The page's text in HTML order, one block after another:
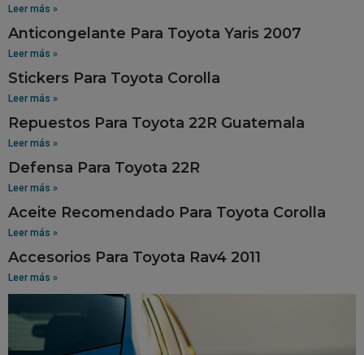
Leer más »
Anticongelante Para Toyota Yaris 2007
Leer más »
Stickers Para Toyota Corolla
Leer más »
Repuestos Para Toyota 22R Guatemala
Leer más »
Defensa Para Toyota 22R
Leer más »
Aceite Recomendado Para Toyota Corolla
Leer más »
Accesorios Para Toyota Rav4 2011
Leer más »